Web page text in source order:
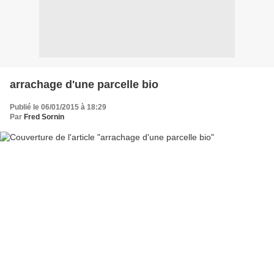
arrachage d'une parcelle bio
Publié le 06/01/2015 à 18:29
Par Fred Sornin